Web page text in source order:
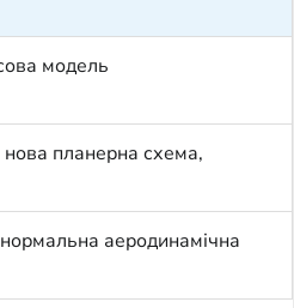
модель
планерна схема,
аеродинамічна